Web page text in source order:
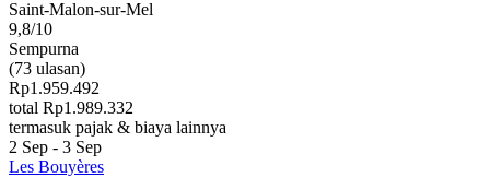
Saint-Malon-sur-Mel
9,8/10
Sempurna
(73 ulasan)
Rp1.959.492
total Rp1.989.332
termasuk pajak & biaya lainnya
2 Sep - 3 Sep
Les Bouyères